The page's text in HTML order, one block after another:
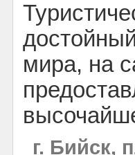
мира, на
г. Бийск,